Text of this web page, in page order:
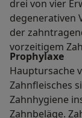
drei von vier
degenerativen
der
vorzeitigem
Prophylaxe
Hauptursache
Zahnfleisches
Zahnhygiene
Zahnbeläge.